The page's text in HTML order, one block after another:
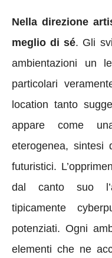
Nella direzione
meglio di sé. Gli
ambientazioni un
particolari
location tanto
appare come
eterogenea, sintesi
futuristici.
dal canto suo
tipicamente
potenziati. Ogni
elementi che ne